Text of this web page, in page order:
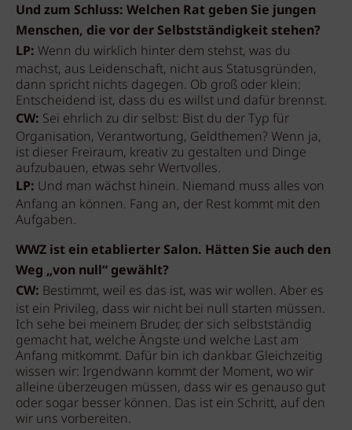
Und zum Schluss: Welchen Rat geben Sie jungen
Menschen, die vor der Selbstständigkeit stehen?
LP: Wenn du wirklich hinter dem stehst, was du
machst, aus Leidenschaft, nicht aus Statusgründen,
dann spricht nichts dagegen. Ob groß oder klein:
Entscheidend ist, dass du es willst und dafür brennst.
CW: Sei ehrlich zu dir selbst: Bist du der Typ für
Organisation, Verantwortung, Geldthemen? Wenn ja,
ist dieser Freiraum, kreativ zu gestalten und Dinge
aufzubauen, etwas sehr Wertvolles.
LP: Und man wächst hinein. Niemand muss alles von
Anfang an können. Fang an, der Rest kommt mit den
Aufgaben.
WWZ ist ein etablierter Salon. Hätten Sie auch den
Weg „von null“ gewählt?
CW: Bestimmt, weil es das ist, was wir wollen. Aber es
ist ein Privileg, dass wir nicht bei null starten müssen.
Ich sehe bei meinem Bruder, der sich selbstständig
gemacht hat, welche Ängste und welche Last am
Anfang mitkommt. Dafür bin ich dankbar. Gleichzeitig
wissen wir: Irgendwann kommt der Moment, wo wir
alleine überzeugen müssen, dass wir es genauso gut
oder sogar besser können. Das ist ein Schritt, auf den
wir uns vorbereiten.